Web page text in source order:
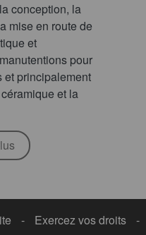
conception, la
mise en route de
et
pour
et principalement
et la
- Exercez vos droits -